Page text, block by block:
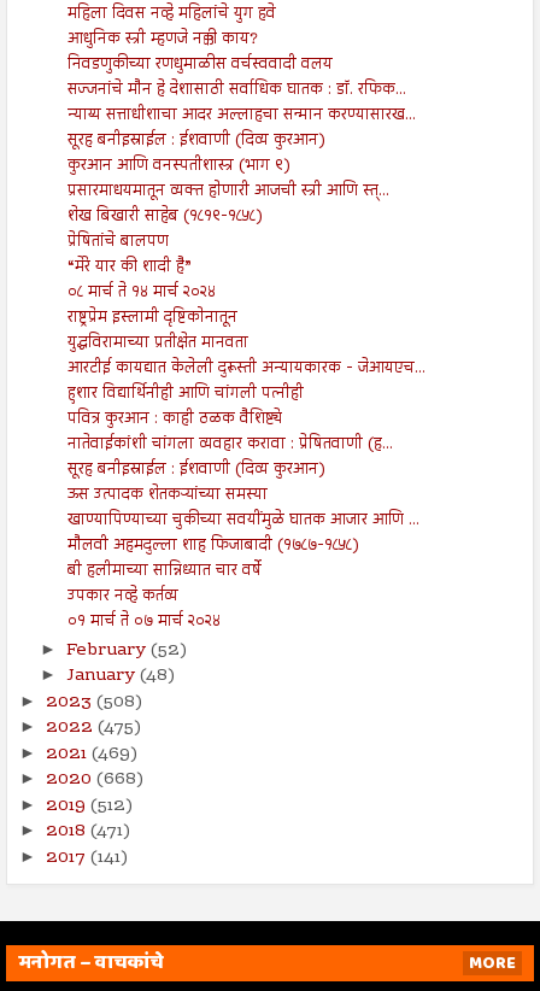
महिला दिवस नव्हे महिलांचे युग हवे
आधुनिक स्त्री म्हणजे नक्की काय?
निवडणुकीच्या रणधुमाळीस वर्चस्ववादी वलय
सज्जनांचे मौन हे देशासाठी सर्वाधिक घातक : डॉ. रफिक...
न्याय्य सत्ताधीशाचा आदर अल्लाहचा सन्मान करण्यासारख...
सूरह बनीइस्राईल : ईशवाणी (दिव्य कुरआन)
कुरआन आणि वनस्पतीशास्त्र (भाग ९)
प्रसारमाधयमातून व्यक्त होणारी आजची स्त्री आणि स्त्...
शेख बिखारी साहेब (१८१९-१८५८)
प्रेषितांचे बालपण
“मेरे यार की शादी है”
०८ मार्च ते १४ मार्च २०२४
राष्ट्रप्रेम इस्लामी दृष्टिकोनातून
युद्धविरामाच्या प्रतीक्षेत मानवता
आरटीई कायद्यात केलेली दुरूस्ती अन्यायकारक - जेआयएच...
हुशार विद्यार्थिनीही आणि चांगली पत्नीही
पवित्र कुरआन : काही ठळक वैशिष्ट्ये
नातेवाईकांशी चांगला व्यवहार करावा : प्रेषितवाणी (ह...
सूरह बनीइस्राईल : ईशवाणी (दिव्य कुरआन)
ऊस उत्पादक शेतकऱ्यांच्या समस्या
खाण्यापिण्याच्या चुकीच्या सवयींमुळे घातक आजार आणि ...
मौलवी अहमदुल्ला शाह फिजाबादी (१७८७-१८५८)
बी हलीमाच्या सान्निध्यात चार वर्षे
उपकार नव्हे कर्तव्य
०१ मार्च ते ०७ मार्च २०२४
► February(52)
► January(48)
► 2023 (508)
► 2022 (475)
► 2021(469)
► 2020 (668)
► 2019 (512)
► 2018 (471)
► 2017 (141)
मनोगत – वाचकांचे
MORE